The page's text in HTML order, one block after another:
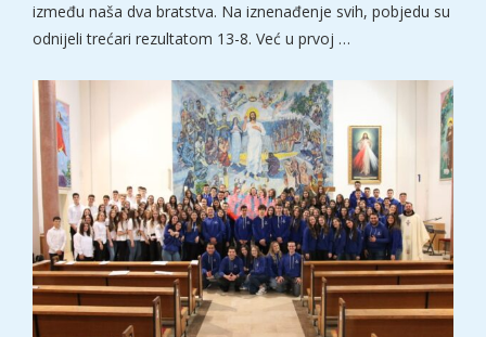
između naša dva bratstva. Na iznenađenje svih, pobjedu su
odnijeli trećari rezultatom 13-8. Već u prvoj …